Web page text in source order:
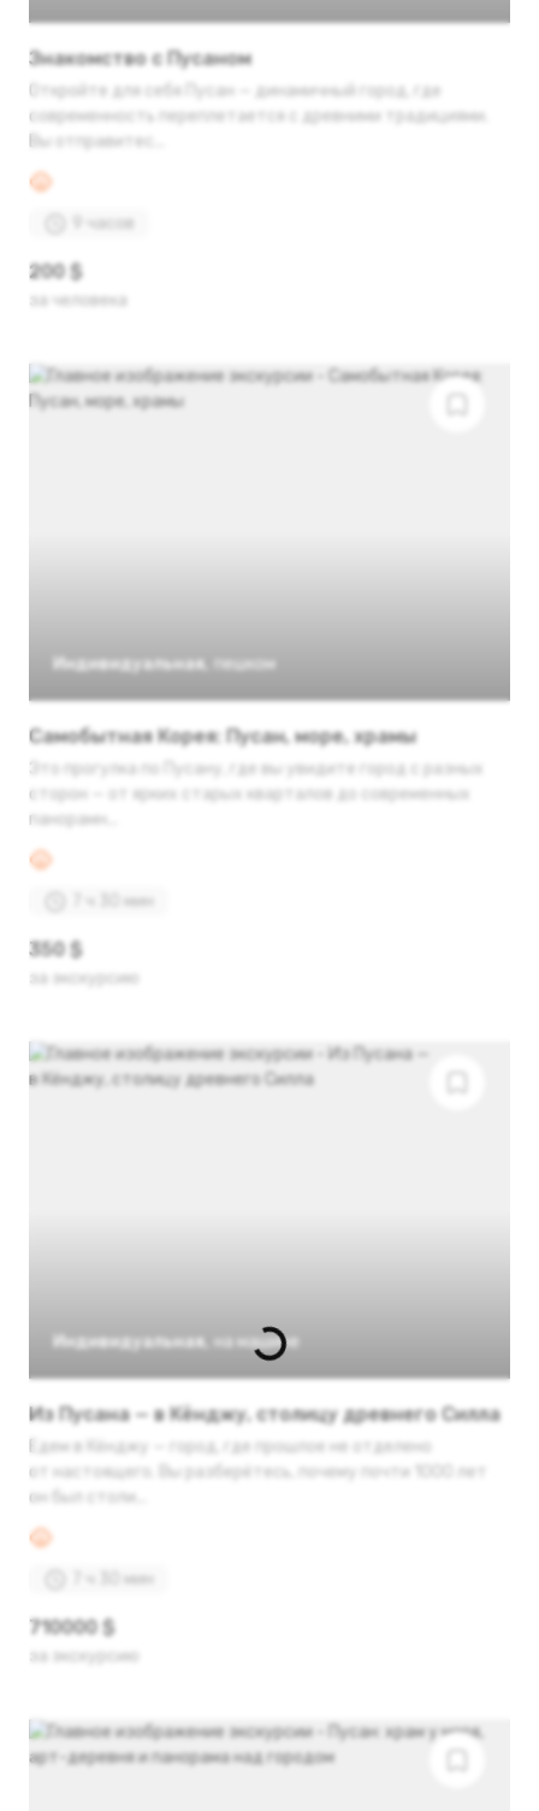
Знакомство с Пусаном
Откройте для себя Пусан — динамичный город, где
современность переплетается с древними традициями.
Вы отправитес...
9 часов
200 $
за человека
Индивидуальная пешком
Самобытная Корея: Пусан, море, храмы
Это прогулка по Пусану, где вы увидите город с разных
сторон — от ярких старых кварталов до современных
панорамн...
7 ч 30 мин
350 $
за экскурсию
Индивидуальная на машине
Из Пусана — в Кёнджу, столицу древнего Силла
Едем в Кёнджу — город, где прошлое не отделено
от настоящего. Вы разберётесь, почему почти 1000 лет
он был столи...
7 ч 30 мин
710000 $
за экскурсию